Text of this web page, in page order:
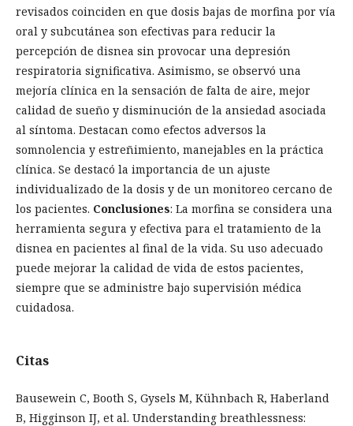
revisados coinciden en que dosis bajas de morfina por vía
oral y subcutánea son efectivas para reducir la
percepción de disnea sin provocar una depresión
respiratoria significativa. Asimismo, se observó una
mejoría clínica en la sensación de falta de aire, mejor
calidad de sueño y disminución de la ansiedad asociada
al síntoma. Destacan como efectos adversos la
somnolencia y estreñimiento, manejables en la práctica
clínica. Se destacó la importancia de un ajuste
individualizado de la dosis y de un monitoreo cercano de
los pacientes. Conclusiones: La morfina se considera una
herramienta segura y efectiva para el tratamiento de la
disnea en pacientes al final de la vida. Su uso adecuado
puede mejorar la calidad de vida de estos pacientes,
siempre que se administre bajo supervisión médica
cuidadosa.
Citas
Bausewein C, Booth S, Gysels M, Kühnbach R, Haberland
B, Higginson IJ, et al. Understanding breathlessness: